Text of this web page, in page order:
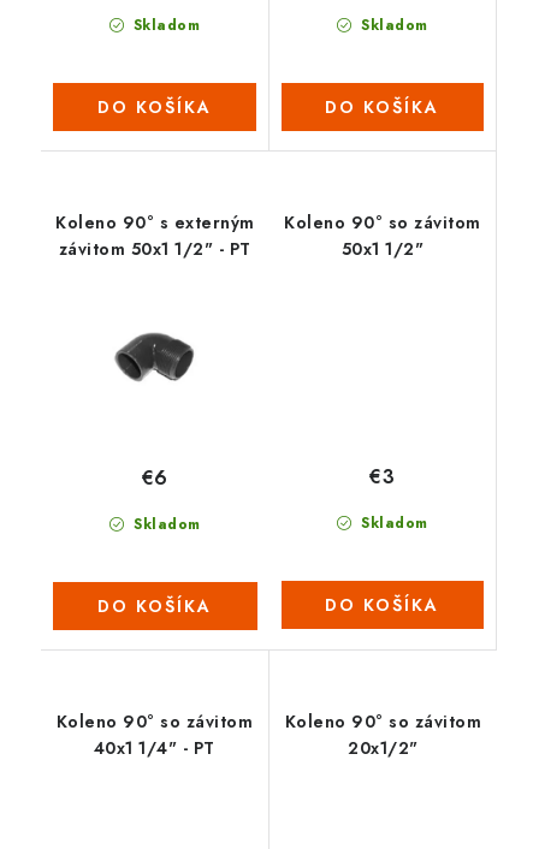
Skladom
DO KOŠÍKA
Skladom
DO KOŠÍKA
Koleno 90° s externým
závitom 50x1 1/2" - PT
Skladom
€6
DO KOŠÍKA
Koleno 90° so závitom
50x1 1/2"
Skladom
€3
DO KOŠÍKA
Koleno 90° so závitom
40x1 1/4" - PT
Koleno 90° so závitom
20x1/2"